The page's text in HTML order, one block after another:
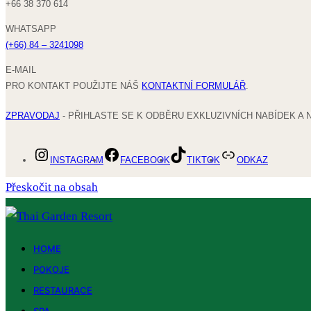
+66 38 370 614
WHATSAPP
(+66) 84 – 3241098
E-MAIL
PRO KONTAKT POUŽIJTE NÁŠ KONTAKTNÍ FORMULÁŘ
ZPRAVODAJ - PŘIHLASTE SE K ODBĚRU EXKLUZIVNÍCH NABÍDEK A
INSTAGRAM FACEBOOK TIKTOK ODKAZ
Přeskočit na obsah
HOME
POKOJE
RESTAURACE